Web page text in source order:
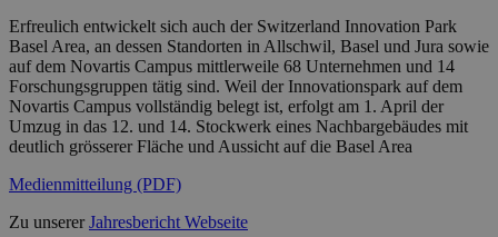
Erfreulich entwickelt sich auch der Switzerland Innovation Park
Basel Area, an dessen Standorten in Allschwil, Basel und Jura sowie
auf dem Novartis Campus mittlerweile 68 Unternehmen und 14
Forschungsgruppen tätig sind. Weil der Innovationspark auf dem
Novartis Campus vollständig belegt ist, erfolgt am 1. April der
Umzug in das 12. und 14. Stockwerk eines Nachbargebäudes mit
deutlich grösserer Fläche und Aussicht auf die Basel Area
Medienmitteilung (PDF)
Zu unsererJahresbericht Webseite